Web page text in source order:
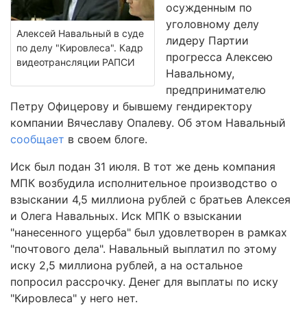
Алексей Навальный в суде
по делу "Кировлеса". Кадр
видеотрансляции РАПСИ
осужденным по
уголовному делу
лидеру Партии
прогресса Алексею
Навальному,
предпринимателю
Петру Офицерову и бывшему гендиректору
компании Вячеславу Опалеву. Об этом Навальный
сообщает в своем блоге.
Иск был подан 31 июля. В тот же день компания
МПК возбудила исполнительное производство о
взыскании 4,5 миллиона рублей с братьев Алексея
и Олега Навальных. Иск МПК о взыскании
"нанесенного ущерба" был удовлетворен в рамках
"почтового дела". Навальный выплатил по этому
иску 2,5 миллиона рублей, а на остальное
попросил рассрочку. Денег для выплаты по иску
"Кировлеса" у него нет.